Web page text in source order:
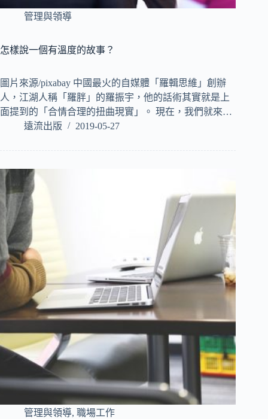
管理與領導
怎樣說一個有溫度的故事？
圖片來源/pixabay 中國最火的自媒體「羅輯思維」創辦
人，江湖人稱「羅胖」的羅振宇，他的話術其實就是上
面提到的「合情合理的扭曲現實」。 現在，我們就來…
遠流出版
2019-05-27
管理與領導, 職場工作